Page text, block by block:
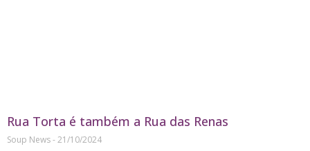
Rua Torta é também a Rua das Renas
Soup News 21/10/2024